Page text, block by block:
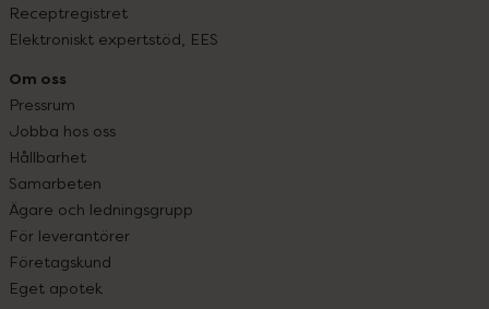
Receptregistret
Elektroniskt expertstöd, EES
Om oss
Pressrum
Jobba hos oss
Hållbarhet
Samarbeten
Ägare och ledningsgrupp
För leverantörer
Företagskund
Eget apotek